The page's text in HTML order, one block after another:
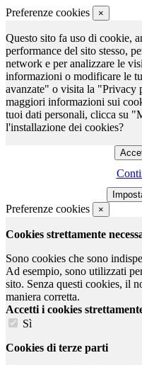
Preferenze cookies ×
Questo sito fa uso di cookie,
performance del sito stesso,
network e per analizzare le
informazioni o modificare le
avanzate" o visita la "Privacy
maggiori informazioni sui
tuoi dati personali, clicca su
l'installazione dei cookies?
Preferenze cookies ×
Cookies strettamente
Sono cookies che sono
Ad esempio, sono utilizzati
sito. Senza questi cookies, il
maniera corretta.
Accetti i cookies
Sì
Cookies di terze parti